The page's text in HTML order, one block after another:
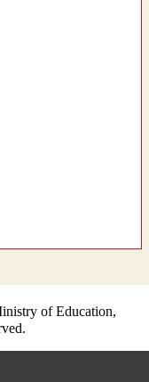
of Education,